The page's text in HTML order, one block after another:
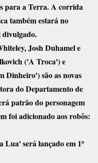
para a Terra. A corrida
também estará no
divulgado.
Josh Duhamel e
('A Troca') e
Dinheiro') são as novas
do Departamento de
patrão do personagem
foi adicionado aos robôs:
será lançado em 1º